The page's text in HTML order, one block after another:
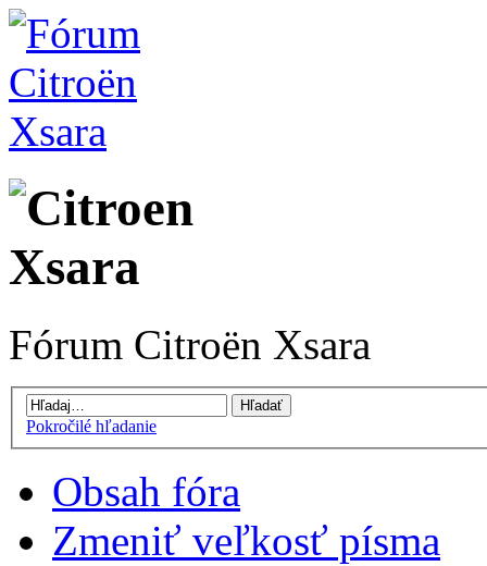
Fórum Citroën Xsara
Pokročilé hľadanie
Obsah fóra
Zmeniť veľkosť písma